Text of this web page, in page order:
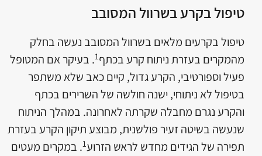
טיפול בקרע בשרוול המסובב
טיפול בקרעים מלאים בשרוול המסובב נעשה בחלק
מהמקרים בעזרת ניתוח קרע בכתף 1. בעיקר אם המטופל
פעיל וספורטיבי, הקרע גדול, קיים כאב שלא משתפר
בטיפול לא ניתוחי, ישנה חולשה של השרירים בכתף
והקרע נגרם מחבלה שקרתה לאחרונה. במהלך הניתוח
שנעשה בשיטה זעיר פולשנית, מבוצע תיקון הקרע בעזרת
תפירה של הגידים מחדש לראש הזרוע1. במקרים מעטים